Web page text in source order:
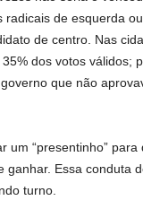
de esquerda
de centro. Nas
dos votos válidos;
que não
um “presentinho”
Essa conduta
turno.